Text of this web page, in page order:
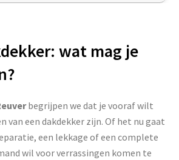
wat mag je
begrijpen we dat je vooraf wilt
van een dakdekker zijn. Of het nu gaat
een lekkage of een complete
wil voor verrassingen komen te